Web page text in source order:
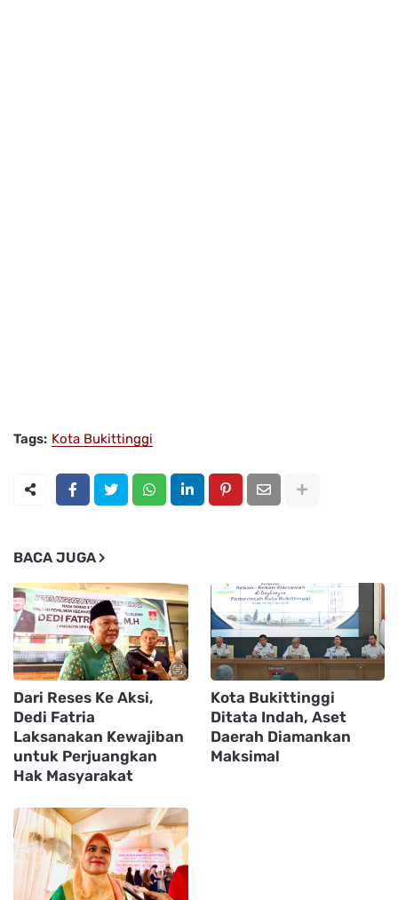
Tags: Kota Bukittinggi
BACA JUGA
Dari Reses Ke Aksi,
Dedi Fatria
Laksanakan Kewajiban
untuk Perjuangkan
Hak Masyarakat
Kota Bukittinggi
Ditata Indah, Aset
Daerah Diamankan
Maksimal